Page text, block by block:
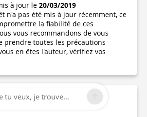
à jour le 20/03/2019
n'a pas été mis à jour récemment, ce
la fiabilité de ces
vous recommandons de vous
prendre toutes les précautions
en êtes l'auteur, vérifiez vos
tu veux, je trouve...